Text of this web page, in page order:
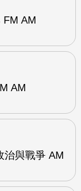
FM AM
AM
治與戰爭 AM